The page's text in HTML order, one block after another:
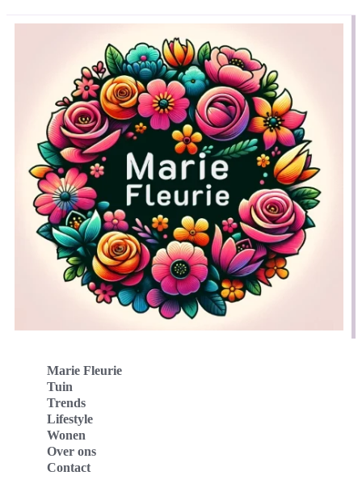
Marie Fleurie
Tuin
Trends
Lifestyle
Wonen
Over ons
Contact